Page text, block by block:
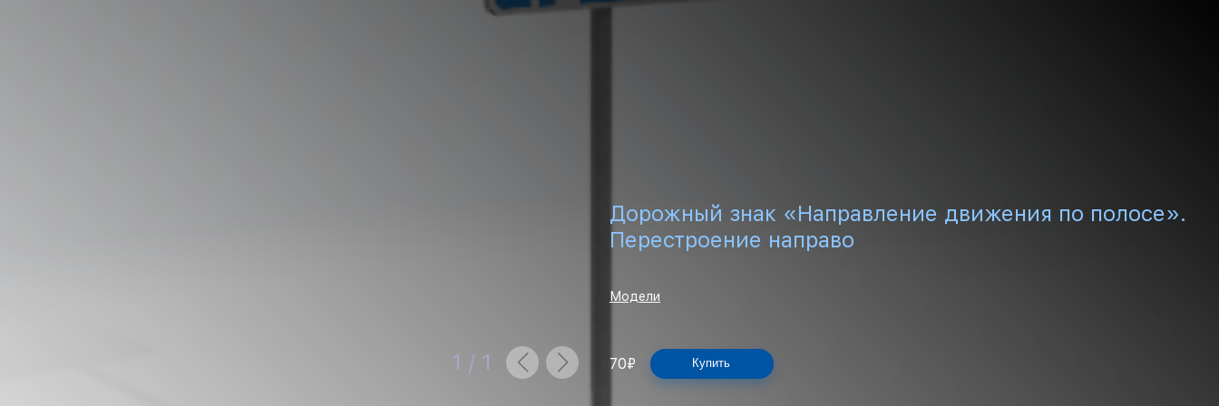
1 / 1
Дорожный знак «Направление движения по полосе».
Перестроение направо
Модели
70₽ Купить